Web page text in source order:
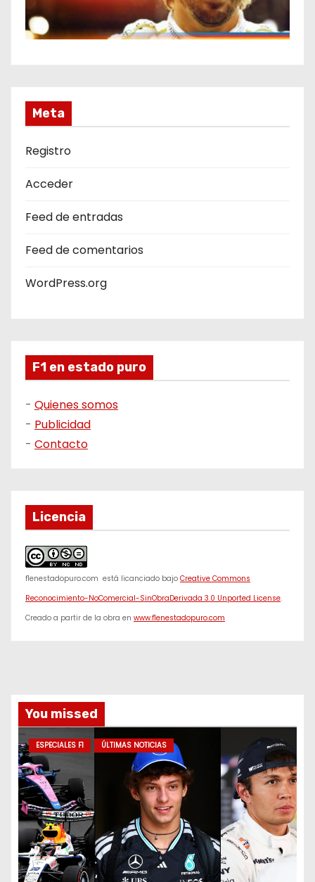
Meta
Registro
Acceder
Feed de entradas
Feed de comentarios
WordPress.org
F1 en estado puro
- Quienes somos
- Publicidad
- Contacto
Licencia
f1enestadopuro.com está licanciado bajo Creative Commons
Reconocimiento-NoComercial-SinObraDerivada 3.0 Unported License.
Creado a partir de la obra en www.f1enestadopuro.com
You missed
ESPECIALES F1 ÚLTIMAS NOTICIAS